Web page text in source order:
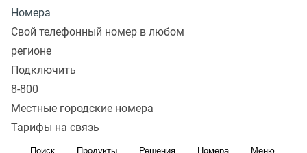
Номера
Свой телефонный номер в любом
регионе
Подключить
8-800
Местные городские номера
Тарифы на связь
Поиск Продукты Решения Номера Меню
с меньшими затратами
на связь
Звонок на общероссийский номер 8‑800 бесплатен для
ваших клиентов — связь оплачивает не абонент,
а адресат. Это снижает барьеры для обращения
клиентов и повышает их комфорт